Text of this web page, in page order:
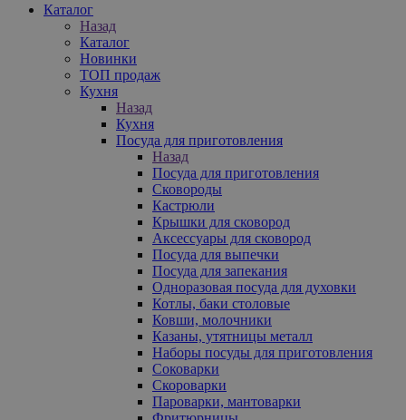
Каталог
Назад
Каталог
Новинки
ТОП продаж
Кухня
Назад
Кухня
Посуда для приготовления
Назад
Посуда для приготовления
Сковороды
Кастрюли
Крышки для сковород
Аксессуары для сковород
Посуда для выпечки
Посуда для запекания
Одноразовая посуда для духовки
Котлы, баки столовые
Ковши, молочники
Казаны, утятницы металл
Наборы посуды для приготовления
Соковарки
Скороварки
Пароварки, мантоварки